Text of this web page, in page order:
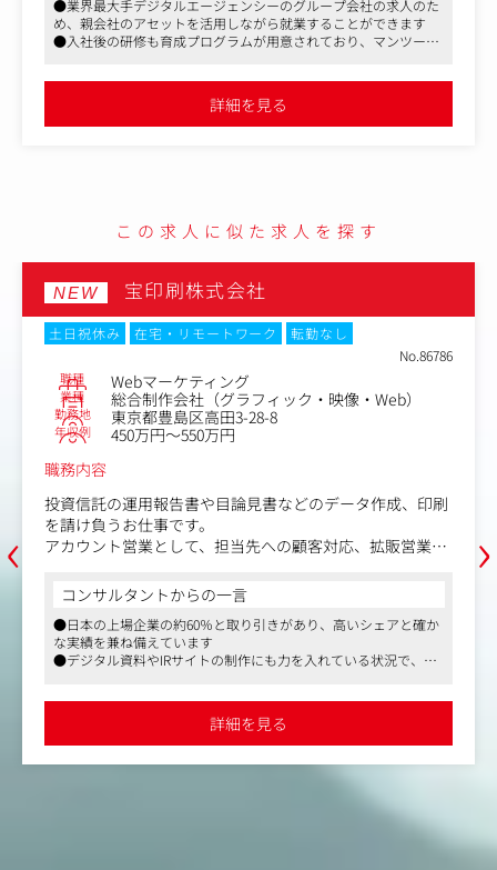
い。
【組織の魅力】
相手を尊重し若手の台頭を心から喜ぶ、仲間を大事にする
(2)成長フェーズの組織であること
6年目のまだまだ成長フェーズの組織だからこそ、発展途
上企業の組織づくり・カルチャーづくりに誰もが関わるチ
ャンスがあります。
メンバーそれぞれがオーナーシップを持ち、上司からの指
示を待つだけでなくチームの中で自発的に考え、行動に移
すこと求められる環境です。
(3)急スピード、急角度で成長することができること
トレーナー制度や独自の育成プログラムにより入社後3か
月で独り立ちを目指します。
となったメンバーも……！
●業界最大手デジタルエージェンシーのグループ会社の求人のた
め、親会社のアセットを活用しながら就業することができます
●入社後の研修も育成プログラムが用意されており、マンツーマ
月がルーキー賞、1年の社員が社長賞を受賞するなど、活躍できる
●渋谷スクランブルスクエア内にオフィスを構えており、カフェ
詳細を見る
この求人に似た求人を探す
‹
NEW 宝印刷株式会社
土日祝休み 在宅・リモートワーク
転勤なし
No.86786
職種 Webマーケティング
業種 総合制作会社（グラフィック・映像・Web）
勤務地 東京都豊島区高田3-28-8
年収例
450万円～550万円
職務内容
投資信託の運用報告書や目論見書などのデータ作成、印刷
を請け負うお仕事です。
アカウント営業として、担当先への顧客対応、拡販営業、
正、納期管理までを一貫してコントロールする業務です。
あなたの品質管理が、お客様からの信頼となり受注に直結
する、非常に貢献度の高いポジションです。
具体的には
・顧客対応：受注品目、同社サービスの拡販。スケジュー
ル提示、価格交渉、見積/請求書作成等。
・同社サービスの拡販：既存のお客様に対し、ＨＰにおけ
・新規営業：取引の無い投資信託会社へのセールス活動。
コンサルタントからの一言
●日本の上場企業の約60％と取り引きがあり、高いシェアと確か
な実績を兼ね備えています
●デジタル資料やIRサイトの制作にも力を入れている状況で、映
間7時間15分と働きやすく安定した環境です
詳細を見る
›